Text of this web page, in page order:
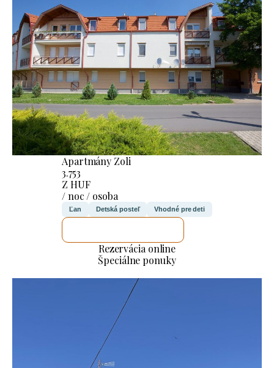
Apartmány Zoli
3.753
Z HUF
/ noc / osoba
Ľan Detská posteľ Vhodné pre deti
Rezervácia online
Špeciálne ponuky